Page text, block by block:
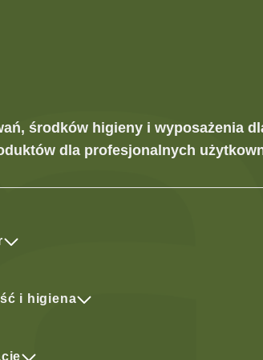
środków higieny i wyposażenia
dla profesjonalnych
i higiena